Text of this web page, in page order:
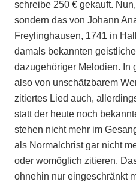
schreibe 250 € gekauft.
sondern das von Johann
Freylinghausen, 1741 in
damals bekannten
dazugehöriger Melodien. In
also von unschätzbarem
zitiertes Lied auch,
statt der heute noch
stehen nicht mehr im
als Normalchrist gar nicht
oder womöglich zitieren.
ohnehin nur eingeschränkt